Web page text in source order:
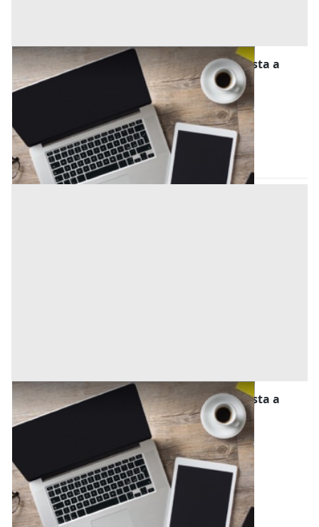
Computer e Attrezzatura Informatica all'asta a
Padova
Montegrotto Terme (Padova)
Offerta minima
80 €
Codice asta:AT7913538
Asta chiusa
Computer e Attrezzatura Informatica all'asta a
Padova
Montegrotto Terme (Padova)
Offerta minima
Codice asta:AT7913540
Asta chiusa